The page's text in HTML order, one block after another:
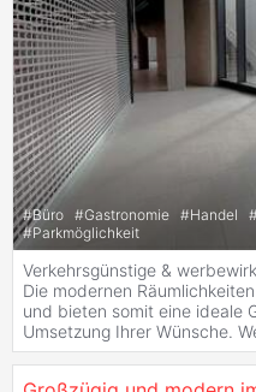
#Büro #Gastronomie #Handel #
#Parkmöglichkeit
Verkehrsgünstige &
Die modernen
und bieten somit eine ideale
Umsetzung Ihrer Wünsche.